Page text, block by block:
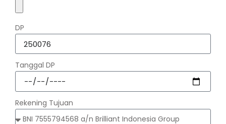
DP
Tanggal DP
Rekening Tujuan